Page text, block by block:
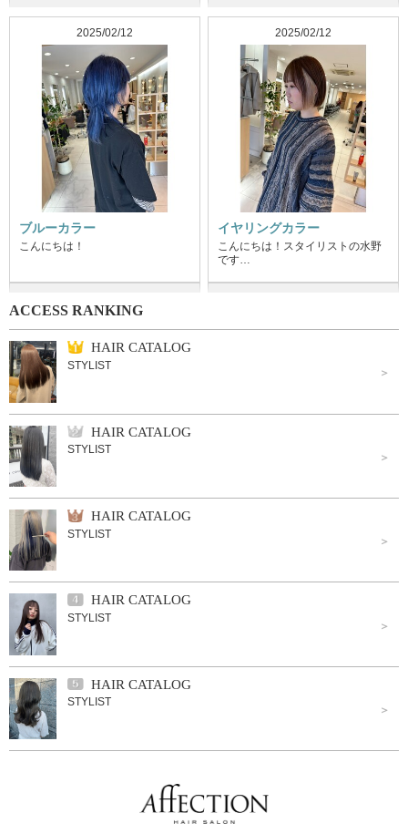
2025/02/12
ブルーカラー
こんにちは！
2025/02/12
イヤリングカラー
こんにちは！スタイリストの水野
です…
ACCESS RANKING
HAIR CATALOG
STYLIST
HAIR CATALOG
STYLIST
HAIR CATALOG
STYLIST
HAIR CATALOG
STYLIST
HAIR CATALOG
STYLIST